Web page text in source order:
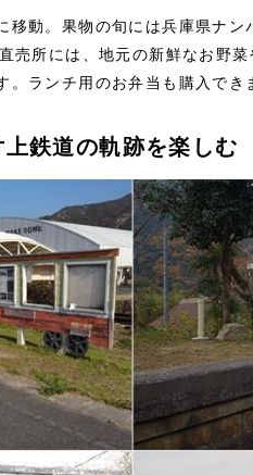
移動。果物の旬には兵庫県ナ
売所には、地元の新鮮なお野
。ランチ用のお弁当も購入でき
鉄道の軌跡を楽しむ